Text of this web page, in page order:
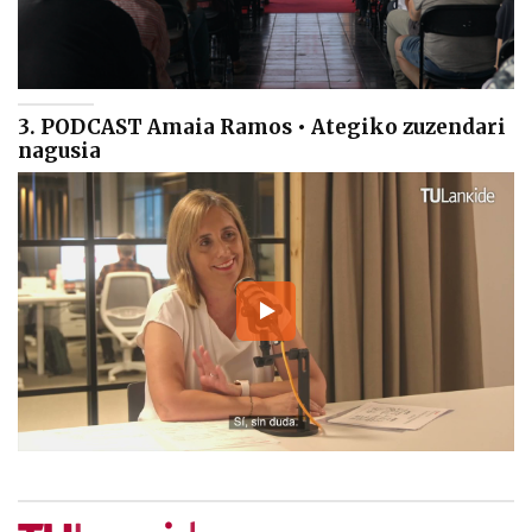
3. PODCAST Amaia Ramos • Ategiko zuzendari
nagusia